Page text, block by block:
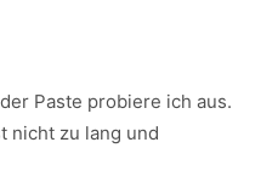
Paste probiere ich aus.
nicht zu lang und